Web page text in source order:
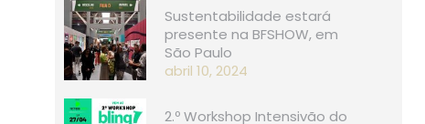
Sustentabilidade estará
presente na BFSHOW, em
São Paulo
abril 10, 2024
2.º Workshop Intensivão do